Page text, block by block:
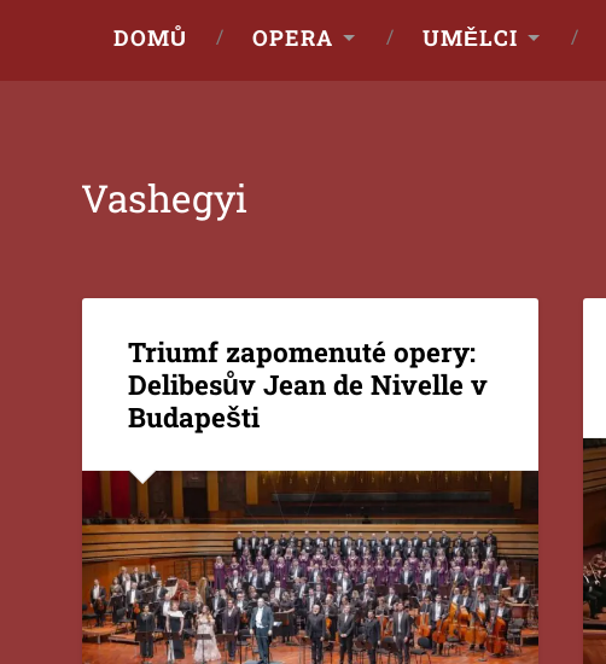
DOMŮ OPERA UMĚLCI
Vashegyi
Triumf zapomenuté opery:
Delibesův Jean de Nivelle v
Budapešti